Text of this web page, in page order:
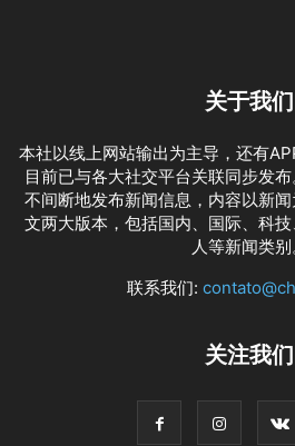
关于我们
本社以线上网站输出为主导，还有
目前已与各大社交平台关联同步发
不间断地发布新闻信息，内容以新
文两大版本，包括国内、国际、科
人等新闻类别
联系我们:
关注我们